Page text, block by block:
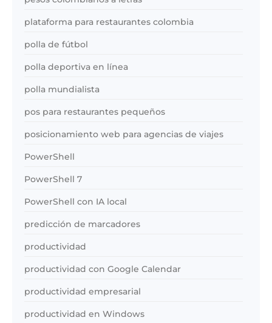
plataforma para restaurantes colombia
polla de fútbol
polla deportiva en línea
polla mundialista
pos para restaurantes pequeños
posicionamiento web para agencias de viajes
PowerShell
PowerShell 7
PowerShell con IA local
predicción de marcadores
productividad
productividad con Google Calendar
productividad empresarial
productividad en Windows